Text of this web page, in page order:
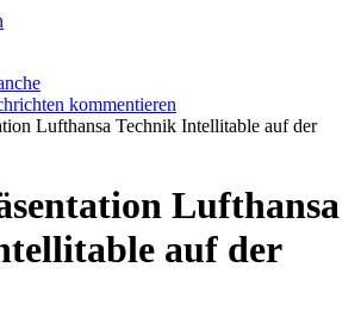
kommentieren
Lufthansa Technik Intellitable auf der
Lufthansa
auf der